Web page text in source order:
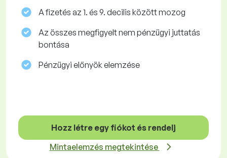
A fizetés az 1. és 9. decilis között mozog
Az összes megfigyelt nem pénzügyi juttatás
bontása
Pénzügyi előnyök elemzése
Hozz létre egy fiókot és rendelj
Mintaelemzés megtekintése